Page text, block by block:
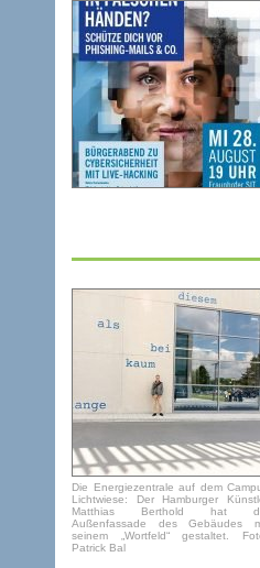
Die Energiezentrale auf dem
Lichtwiese: Der Hamburger
Matthias Berthold hat
Außenfassade des Gebäudes
seinem „Wortfeld“ gestaltet.
Patrick Bal